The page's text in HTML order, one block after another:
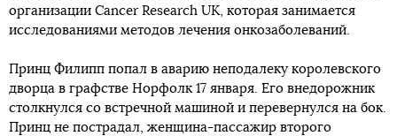
организации Cancer Research UK, которая занимается
исследованиями методов лечения онкозаболеваний.
Принц Филипп попал в аварию неподалеку королевского
дворца в графстве Норфолк 17 января. Его внедорожник
столкнулся со встречной машиной и перевернулся на бок.
Принц не пострадал, женщина-пассажир второго